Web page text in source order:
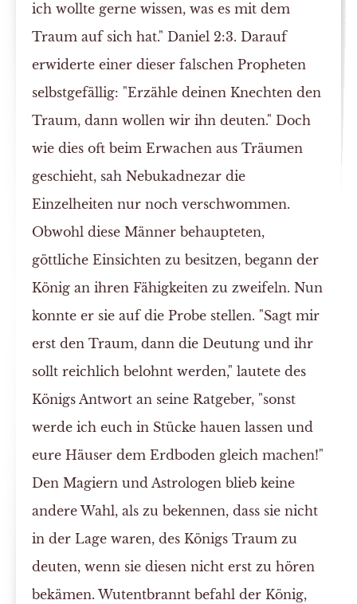
ich wollte gerne wissen, was es mit dem
Traum auf sich hat." Daniel 2:3. Darauf
erwiderte einer dieser falschen Propheten
selbstgefällig: "Erzähle deinen Knechten den
Traum, dann wollen wir ihn deuten." Doch
wie dies oft beim Erwachen aus Träumen
geschieht, sah Nebukadnezar die
Einzelheiten nur noch verschwommen.
Obwohl diese Männer behaupteten,
göttliche Einsichten zu besitzen, begann der
König an ihren Fähigkeiten zu zweifeln. Nun
konnte er sie auf die Probe stellen. "Sagt mir
erst den Traum, dann die Deutung und ihr
sollt reichlich belohnt werden," lautete des
Königs Antwort an seine Ratgeber, "sonst
werde ich euch in Stücke hauen lassen und
eure Häuser dem Erdboden gleich machen!"
Den Magiern und Astrologen blieb keine
andere Wahl, als zu bekennen, dass sie nicht
in der Lage waren, des Königs Traum zu
deuten, wenn sie diesen nicht erst zu hören
bekämen. Wutentbrannt befahl der König,